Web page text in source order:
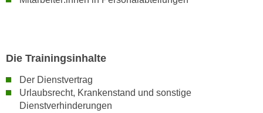
Die Trainingsinhalte
Der Dienstvertrag
Urlaubsrecht, Krankenstand und sonstige
Dienstverhinderungen
i
e
a